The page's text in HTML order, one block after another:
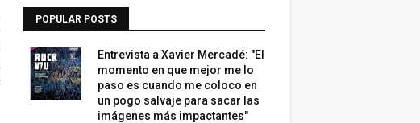
POPULAR POSTS
Entrevista a Xavier Mercadé: "El
momento en que mejor me lo
paso es cuando me coloco en
un pogo salvaje para sacar las
imágenes más impactantes"